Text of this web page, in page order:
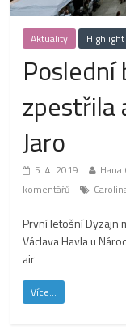
Aktuality Highlight
Poslední
zpestřila
Jaro
5. 4. 2019 Hana
komentářů
První letošní Dyzajn
Václava Havla u
air
Více...